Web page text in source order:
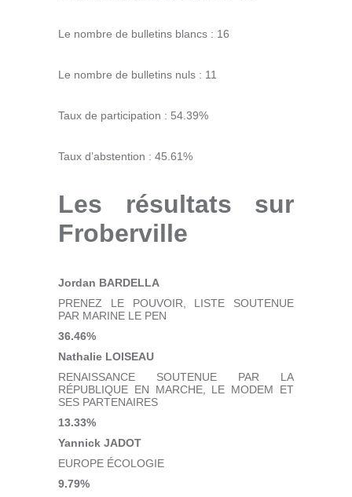
Le nombre de bulletins blancs : 16
Le nombre de bulletins nuls : 11
Taux de participation : 54.39%
Taux d’abstention : 45.61%
Les résultats sur
Froberville
Jordan BARDELLA
PRENEZ LE POUVOIR, LISTE SOUTENUE
PAR MARINE LE PEN
36.46%
Nathalie LOISEAU
RENAISSANCE SOUTENUE PAR LA
RÉPUBLIQUE EN MARCHE, LE MODEM ET
SES PARTENAIRES
13.33%
Yannick JADOT
EUROPE ÉCOLOGIE
9.79%